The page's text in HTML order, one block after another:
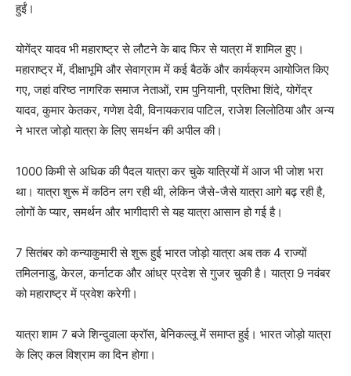
हुईं।
योगेंद्र यादव भी महाराष्ट्र से लौटने के बाद फिर से यात्रा में शामिल हुए।
महाराष्ट्र में, दीक्षाभूमि और सेवाग्राम में कई बैठकें और कार्यक्रम आयोजित किए
गए, जहां वरिष्ठ नागरिक समाज नेताओं, राम पुनियानी, प्रतिभा शिंदे, योगेंद्र
यादव, कुमार केतकर, गणेश देवी, विनायकराव पाटिल, राजेश लिलोठिया और अन्य
ने भारत जोड़ो यात्रा के लिए समर्थन की अपील की।
1000 किमी से अधिक की पैदल यात्रा कर चुके यात्रियों में आज भी जोश भरा
था। यात्रा शुरू में कठिन लग रही थी, लेकिन जैसे-जैसे यात्रा आगे बढ़ रही है,
लोगों के प्यार, समर्थन और भागीदारी से यह यात्रा आसान हो गई है।
7 सितंबर को कन्याकुमारी से शुरू हुई भारत जोड़ो यात्रा अब तक 4 राज्यों
तमिलनाडु, केरल, कर्नाटक और आंध्र प्रदेश से गुजर चुकी है। यात्रा 9 नवंबर
को महाराष्ट्र में प्रवेश करेगी।
यात्रा शाम 7 बजे शिन्दुवाला क्रॉस, बेनिकल्लू में समाप्त हुई। भारत जोड़ो यात्रा
के लिए कल विश्राम का दिन होगा।